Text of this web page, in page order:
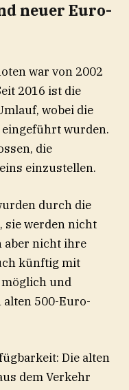
neuer Euro-
war von 2002
2016 ist die
wobei die
wurden.
die
einzustellen.
durch die
sie werden nicht
aber nicht ihre
künftig mit
und
alten 500-Euro-
Die alten
dem Verkehr